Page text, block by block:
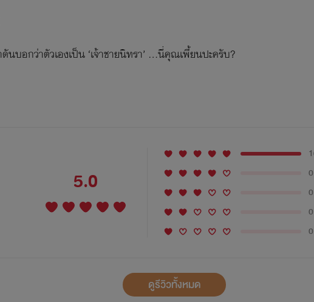
บอกว่าตัวเองเป็น ‘เจ้าชายนิทรา’ ...นี่คุณเพี้ยนปะครับ?
5.0
0
0
0
0
ดูรีวิวทั้งหมด